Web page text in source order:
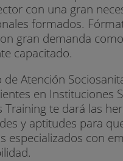
con una gran
formados.
gran demanda
capacitado.
de Atención
en Instituciones
Training te dará las
y aptitudes para
especializados con